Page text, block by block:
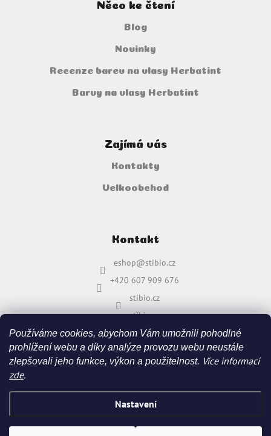
Používáme cookies, abychom Vám umožnili pohodlné
prohlížení webu a díky analýze provozu webu neustále
zlepšovali jeho funkce, výkon a použitelnost. Více informací
zde.
Nastavení
Něco ke čtení
Blog
Novinky
Recenze barev na vlasy Herbatint
Barvy na vlasy Herbatint
Zajímá vás
Kontakty
Velkoobchod
Kontakt
eshop@stibio.cz
+420 607 909 676
stibio.cz
stibio.cz
Vytvořil Shoptet